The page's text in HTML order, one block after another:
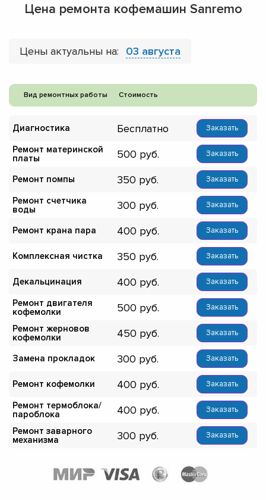
Цена ремонта кофемашин Sanremo
Цены актуальны на: 03 августа
Вид ремонтных работы Стоимость
Диагностика Бесплатно Заказать
Ремонт материнской
платы
500 Заказать
Ремонт помпы 350 Заказать
Ремонт счетчика
воды
300 Заказать
Ремонт крана пара 400 Заказать
Комплексная чистка 350 Заказать
Декальцинация 400 Заказать
Ремонт двигателя
кофемолки
500 Заказать
Ремонт жерновов
кофемолки
450 Заказать
Замена прокладок 300 Заказать
Ремонт кофемолки 400 Заказать
Ремонт термоблока/
пароблока
400 Заказать
Ремонт заварного
механизма
300 Заказать